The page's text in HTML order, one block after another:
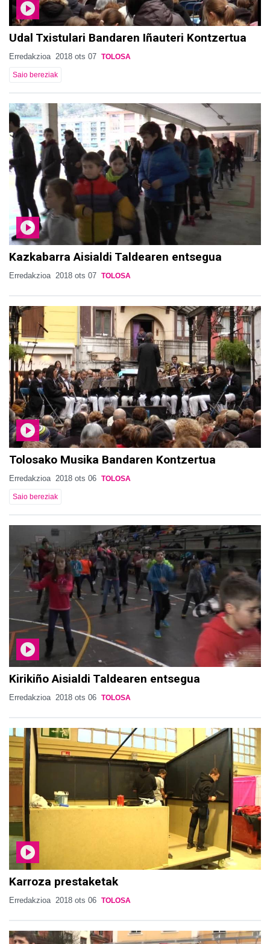
Udal Txistulari Bandaren Iñauteri Kontzertua
Erredakzioa 2018 ots 07 TOLOSA
Saio bereziak
Kazkabarra Aisialdi Taldearen entsegua
Erredakzioa 2018 ots 07 TOLOSA
Tolosako Musika Bandaren Kontzertua
Erredakzioa 2018 ots 06 TOLOSA
Saio bereziak
Kirikiño Aisialdi Taldearen entsegua
Erredakzioa 2018 ots 06 TOLOSA
Karroza prestaketak
Erredakzioa 2018 ots 06 TOLOSA